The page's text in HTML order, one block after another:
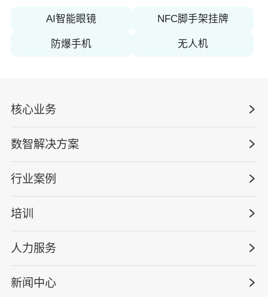
AI智能眼镜 NFC脚手架挂牌
防爆手机 无人机
核心业务
数智安全科技
安全战略咨询
管理体系建设
安全技能提升
工程安全服务
巡查监督审计
数智解决方案
量化安全云
智慧化系统
智能终端
行业案例
政府安全监管
工程建设/地产物业
能源电力
仓储物流
培训
版权安全课程
行业定制课程
人力服务
高薪岗位
新闻中心